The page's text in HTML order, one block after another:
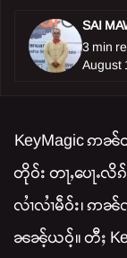
SAI
3 min
August
KeyMagic ဢၼ်
တိုဝ်း တႃႇပေႃႉ
လၢႆလၢႆမဵဝ်း၊ ဢၼ်
ၼၼ်ႉယဝ်ႉ။ တီႈ